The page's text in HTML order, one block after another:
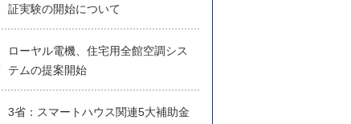
証実験の開始について
ローヤル電機、住宅用全館空調シス
テムの提案開始
3省：スマートハウス関連5大補助金